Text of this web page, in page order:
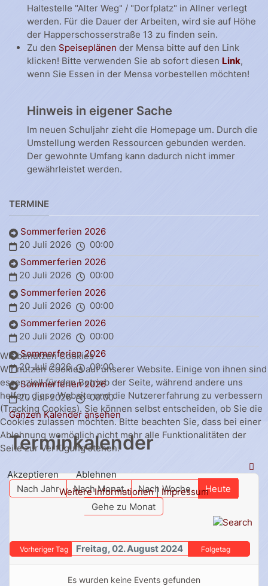
Haltestelle "Alter Weg" / "Dorfplatz" in Allner verlegt
werden. Für die Dauer der Arbeiten, wird sie auf Höhe
der Happerschosserstraße 13 zu finden sein.
Zu den Speiseplänen der Mensa bitte auf den Link
klicken! Bitte verwenden Sie ab sofort diesen Link,
wenn Sie Essen in der Mensa vorbestellen möchten!
Hinweis in eigener Sache
Im neuen Schuljahr zieht die Homepage um. Durch die
Umstellung werden Ressourcen gebunden werden.
Der gewohnte Umfang kann dadurch nicht immer
gewährleistet werden.
TERMINE
Sommerferien 2026
20 Juli 2026
00:00
Sommerferien 2026
20 Juli 2026
00:00
Sommerferien 2026
20 Juli 2026
00:00
Sommerferien 2026
20 Juli 2026
00:00
Sommerferien 2026
20 Juli 2026
00:00
Sommerferien 2026
20 Juli 2026
00:00
Ganzen Kalender ansehen
Terminkalender
Nach Jahr Nach Monat Nach Woche
Heute
Gehe zu Monat
Vorheriger Tag Freitag, 02. August 2024 Folgetag
Es wurden keine Events gefunden
Wir benutzen Cookies
Wir nutzen Cookies auf unserer Website. Einige von ihnen sind
essenziell für den Betrieb der Seite, während andere uns
helfen, diese Website und die Nutzererfahrung zu verbessern
(Tracking Cookies). Sie können selbst entscheiden, ob Sie die
Cookies zulassen möchten. Bitte beachten Sie, dass bei einer
Ablehnung womöglich nicht mehr alle Funktionalitäten der
Seite zur Verfügung stehen.
Akzeptieren
Ablehnen
Weitere Informationen| Impressum